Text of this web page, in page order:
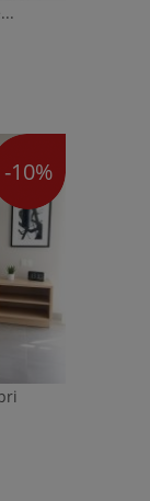
-10%